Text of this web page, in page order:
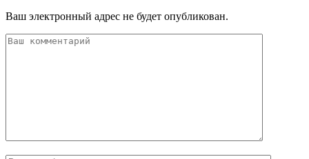
Ваш электронный адрес не будет опубликован.